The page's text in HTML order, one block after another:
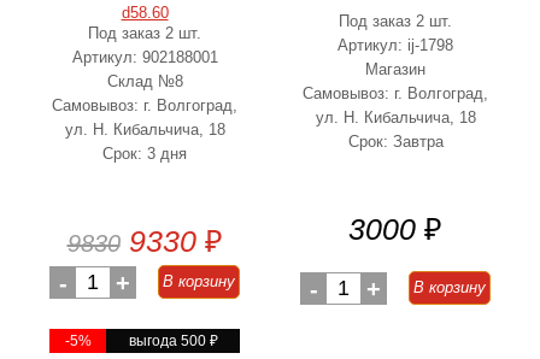
d58.60
Под заказ 2 шт.
Артикул: 902188001
Склад №8
Самовывоз: г. Волгоград,
ул. Н. Кибальчича, 18
Срок: 3 дня
9830 9330 ₽
- 1 + В корзину
-5% выгода 500 ₽
Под заказ 2 шт.
Артикул: ij-1798
Магазин
Самовывоз: г. Волгоград,
ул. Н. Кибальчича, 18
Срок: Завтра
3000 ₽
- 1 + В корзину